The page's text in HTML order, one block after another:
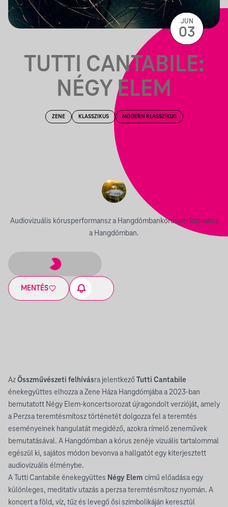
TUTTI CANTABILE:
NÉGY ELEM
ZENE KLASSZIKUS MODERN KLASSZIKUS
Audiovizuális kórusperformansz a Hangdómbankórusperformansz
a Hangdómban.
MENTÉS
JUN
03
AzÖsszművészeti felhívásra jelentkező Tutti Cantabile
énekegyüttes elhozza a Zene Háza Hangdómjába a 2023-ban
bemutatott Négy Elem-koncertsorozat újragondolt verzióját, amely
a Perzsa teremtésmítosz történetét dolgozza fel a teremtés
eseményeinek hangulatát megidéző, azokra rímelő zeneművek
bemutatásával. A Hangdómban a kórus zenéje vizuális tartalommal
egészül ki, sajátos módon bevonva a hallgatót egy kiterjesztett
audiovizuális élménybe.
A Tutti Cantabile énekegyüttes Négy Elem című előadása egy
különleges, meditatív utazás a perzsa teremtésmítosz nyomán. A
koncert a föld, víz, tűz és levegő ősi szimbolikáján keresztül